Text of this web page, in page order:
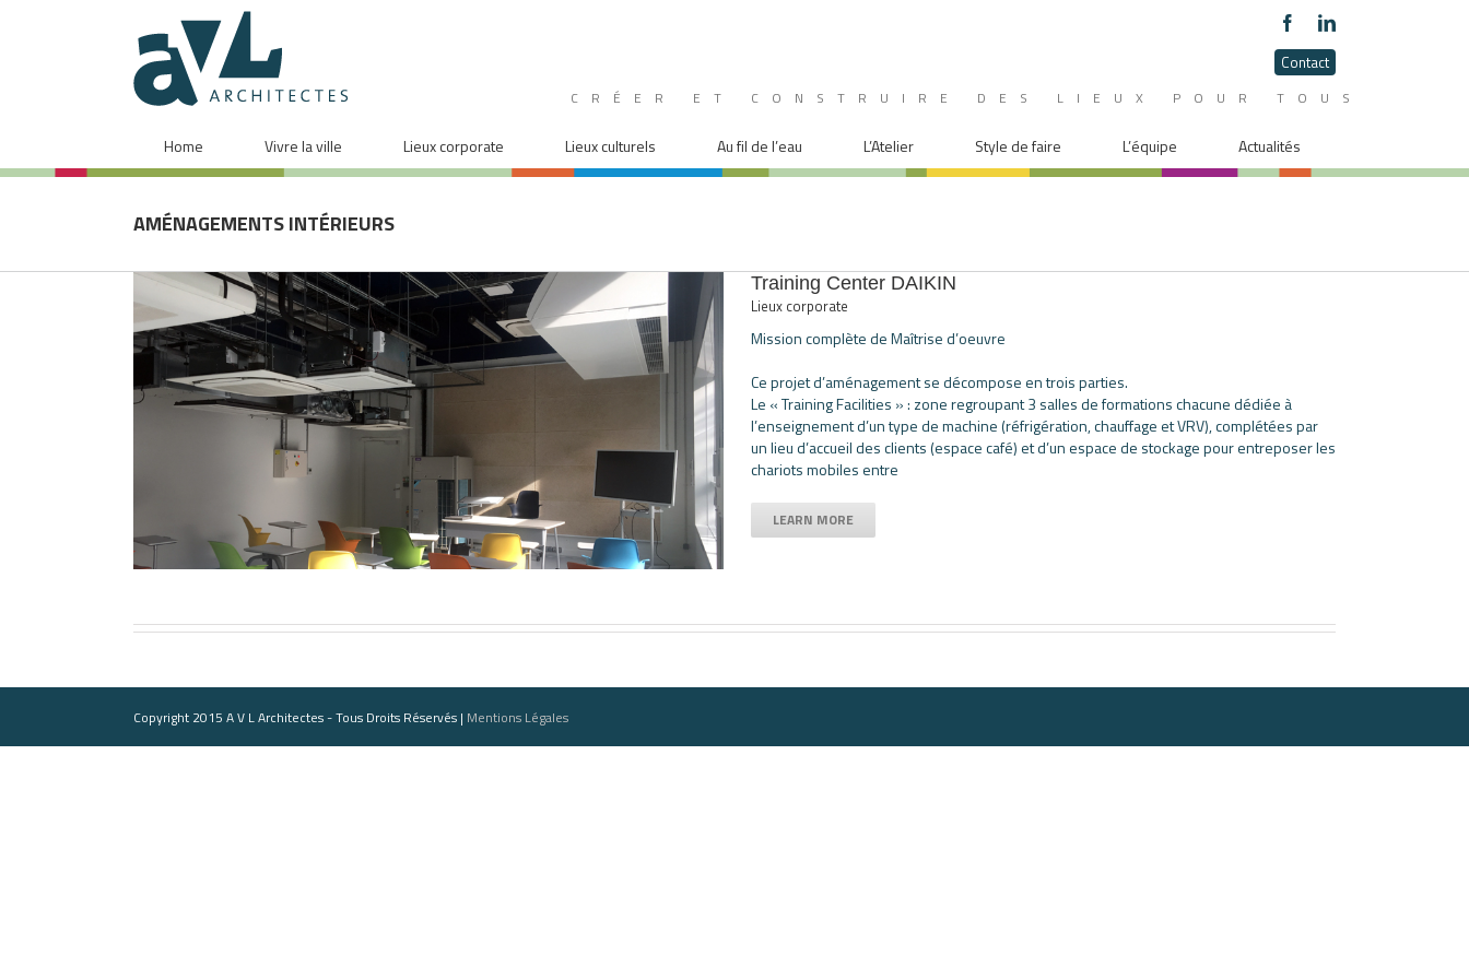
Contact
CRÉER ET CONSTRUIRE DES LIEUX POUR TOUS
Home Vivre la ville Lieux corporate Lieux culturels Au fil de l’eau L’Atelier Style de faire L’équipe Actualités
AMÉNAGEMENTS INTÉRIEURS
Training Center DAIKIN
Lieux corporate
Mission complète de Maîtrise d’oeuvre
Ce projet d’aménagement se décompose en trois parties.
Le « Training Facilities » : zone regroupant 3 salles de formations chacune dédiée à
l’enseignement d’un type de machine (réfrigération, chauffage et VRV), complétées par
un lieu d’accueil des clients (espace café) et d’un espace de stockage pour entreposer les
chariots mobiles entre
LEARN MORE
Copyright 2015 A V L Architectes - Tous Droits Réservés | Mentions Légales